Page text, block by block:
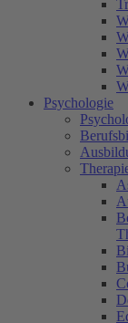
Psychologie